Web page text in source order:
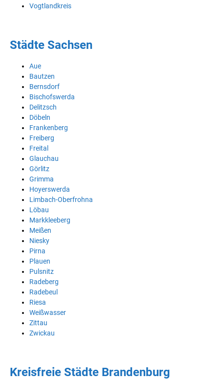
Vogtlandkreis
Städte Sachsen
Aue
Bautzen
Bernsdorf
Bischofswerda
Delitzsch
Döbeln
Frankenberg
Freiberg
Freital
Glauchau
Görlitz
Grimma
Hoyerswerda
Limbach-Oberfrohna
Löbau
Markkleeberg
Meißen
Niesky
Pirna
Plauen
Pulsnitz
Radeberg
Radebeul
Riesa
Weißwasser
Zittau
Zwickau
Kreisfreie Städte Brandenburg